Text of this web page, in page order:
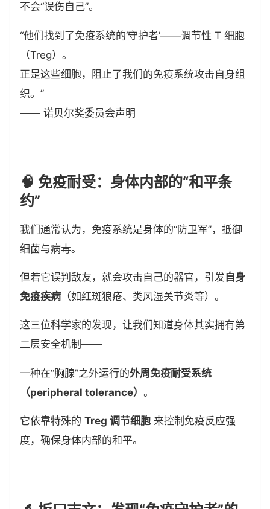
不会“误伤自己”。
“他们找到了免疫系统的‘守护者’——调节性 T 细胞
（Treg）。
正是这些细胞，阻止了我们的免疫系统攻击自身组
织。”
—— 诺贝尔奖委员会声明
🧠 免疫耐受：身体内部的“和平条
约”
我们通常认为，免疫系统是身体的“防卫军”，抵御
细菌与病毒。
但若它误判敌友，就会攻击自己的器官，引发 自身
免疫疾病 （如红斑狼疮、类风湿关节炎等）。
这三位科学家的发现，让我们知道身体其实拥有第
二层安全机制——
一种在“胸腺”之外运行的外周免疫耐受系统
（peripheral tolerance） 。
它依靠特殊的 Treg 调节细胞 来控制免疫反应强
度，确保身体内部的和平。